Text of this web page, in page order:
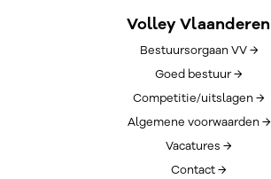
Volley Vlaanderen
Bestuursorgaan VV →
Goed bestuur →
Competitie/uitslagen →
Algemene voorwaarden →
Vacatures →
Contact →